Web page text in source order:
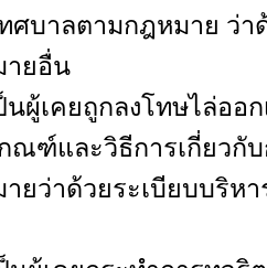
ศบาลตามกฎหมาย ว่
ายอื่น
นผู้เคยถูกลงโทษไล่ออ
ณฑ์และวิธีการเกี่ยวกั
ยว่าด้วยระเบียบบริห